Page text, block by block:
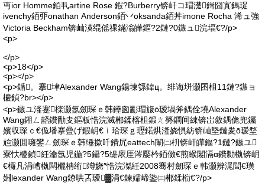
丏ior Homme銆丮artine Rose 鍜?Burberry锛屽コ瑁濋鍓囧寘鎷珿
ivenchy銆丣onathan Anderson銆丷oksanda銆丼imone Rocha 浠ュ強
Victoria Beckham锛屾渶绲傜祼鏋滃皣鏂?2鏈?0鏃ュ浣堛€?/p>
<p>
</p>
<p>18</p>
<p></p>
<p>鍎。搴垏Alexander Wang鍚堜綔鍏ц。绯诲垪灏囨柤11鏈?鏃ョ
櫦鍞?br></p>
<p>鏃ユ湰蹇檪灏氬劒琛ｅ韩鑸囪彲瑁旇ō瑷堝斧鍝佺墝Alexander
Wang鎺ㄥ嚭鐨勫叏鏂板悎浣滅郴鍒楁柤鍛ㄤ簩鐧间綀锛岀敘鍝佹兜钃
嬪収琛ｃ€佹墦搴曡げ鍜岄€ｉ珨琛ｇ瓑鍩烘湰娆惧紡锛屾墍鏈夎ō瑷堥
兘灏囬噰鐢ㄥ劒琛ｅ韩缍撳吀鐨凥eattech闈㈡枡锛屽皣鏂?1鏈?鏃ユ
寮忕櫦鍞紝瀹氬児鍦?5鑷?5缇庡厓涔嬮枔銆傚€煎緱闂滆ɑ鐨勬槸锛岄
€欏凡涓嶆槸闆欐柟绗竴娆″悎浣滐紝2008骞村劒琛ｅ韩灏辨浘閭€璜
婣lexander Wang鐐哄叾瑷▓涓€鍊嬬崹鍌㈢郴鍒椼€?/p>